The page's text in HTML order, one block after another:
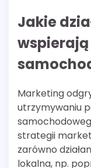
Jakie
Marketing
utrzymywaniu
strategii
zarówno
lokalna, np.